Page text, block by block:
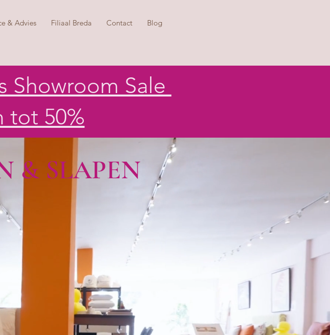
& Advies Filiaal Breda Contact Blog
Showroom Sale
tot 50%
& SLAPEN